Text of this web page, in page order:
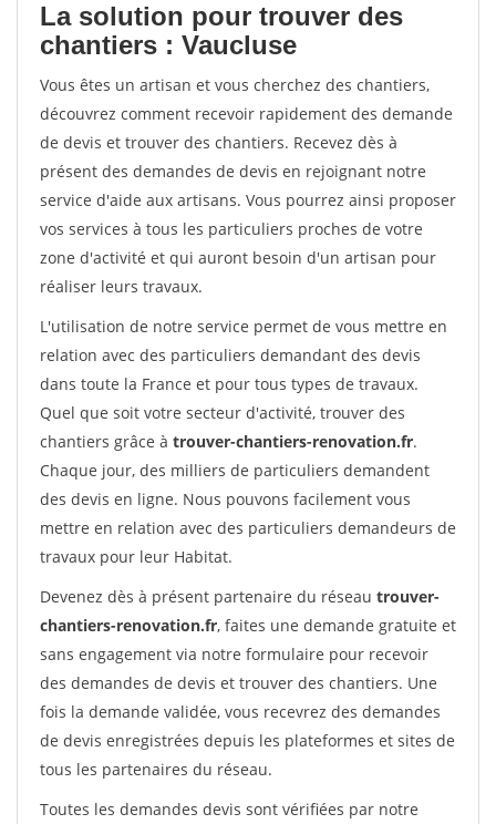
La solution pour trouver des
chantiers : Vaucluse
Vous êtes un artisan et vous cherchez des chantiers,
découvrez comment recevoir rapidement des demande
de devis et trouver des chantiers. Recevez dès à
présent des demandes de devis en rejoignant notre
service d'aide aux artisans. Vous pourrez ainsi proposer
vos services à tous les particuliers proches de votre
zone d'activité et qui auront besoin d'un artisan pour
réaliser leurs travaux.
L'utilisation de notre service permet de vous mettre en
relation avec des particuliers demandant des devis
dans toute la France et pour tous types de travaux.
Quel que soit votre secteur d'activité, trouver des
chantiers grâce à trouver-chantiers-renovation.fr.
Chaque jour, des milliers de particuliers demandent
des devis en ligne. Nous pouvons facilement vous
mettre en relation avec des particuliers demandeurs de
travaux pour leur Habitat.
Devenez dès à présent partenaire du réseau trouver-
chantiers-renovation.fr, faites une demande gratuite et
sans engagement via notre formulaire pour recevoir
des demandes de devis et trouver des chantiers. Une
fois la demande validée, vous recevrez des demandes
de devis enregistrées depuis les plateformes et sites de
tous les partenaires du réseau.
Toutes les demandes devis sont vérifiées par notre